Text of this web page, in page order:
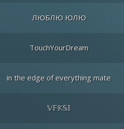
ЛЮБЛЮ ЮЛЮ
TouchYourDream
in the edge of everything mate
𝕍𝔽𝕂𝕊𝕀